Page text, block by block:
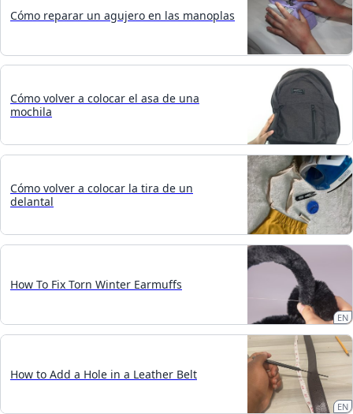
Cómo reparar un agujero en las manoplas
Cómo volver a colocar el asa de una
mochila
Cómo volver a colocar la tira de un
delantal
How To Fix Torn Winter Earmuffs
EN
How to Add a Hole in a Leather Belt
EN